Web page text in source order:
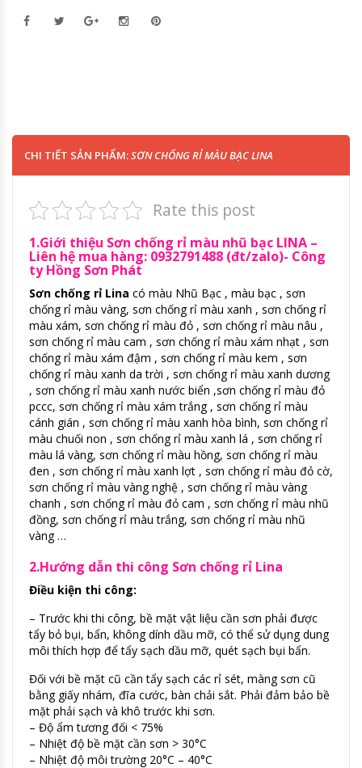
CHI TIẾT SẢN PHẨM:SƠN CHỐNG RỈ MÀU BẠC LINA
Rate this post
1.Giới thiệu Sơn chống rỉ màu nhũ bạc LINA –
Liên hệ mua hàng: 0932791488 (đt/zalo)- Công
ty Hồng Sơn Phát
Sơn chống rỉ Lina có màu Nhũ Bạc , màu bạc , sơn
chống rỉ màu vàng, sơn chống rỉ màu xanh , sơn chống rỉ
màu xám, sơn chống rỉ màu đỏ , sơn chống rỉ màu nâu ,
sơn chống rỉ màu cam , sơn chống rỉ màu xám nhạt , sơn
chống rỉ màu xám đậm , sơn chống rỉ màu kem , sơn
chống rỉ màu xanh da trời , sơn chống rỉ màu xanh dương
, sơn chống rỉ màu xanh nước biển ,sơn chống rỉ màu đỏ
pccc, sơn chống rỉ màu xám trắng , sơn chống rỉ màu
cánh gián , sơn chống rỉ màu xanh hòa bình, sơn chống rỉ
màu chuối non , sơn chống rỉ màu xanh lá , sơn chống rỉ
màu lá vàng, sơn chống rỉ màu hồng, sơn chống rỉ màu
đen , sơn chống rỉ màu xanh lợt , sơn chống rỉ màu đỏ cờ,
sơn chống rỉ màu vàng nghệ , sơn chống rỉ màu vàng
chanh , sơn chống rỉ màu đỏ cam , sơn chống rỉ màu nhũ
đồng, sơn chống rỉ màu trắng, sơn chống rỉ màu nhũ
vàng …
2.Hướng dẫn thi công Sơn chống rỉ Lina
Điều kiện thi công:
– Trước khi thi công, bề mặt vật liệu cần sơn phải được
tẩy bỏ bụi, bẩn, không dính dầu mỡ, có thể sử dụng dung
môi thích hợp để tẩy sạch dầu mỡ, quét sạch bụi bẩn.
Đối với bề mặt cũ cần tẩy sạch các rỉ sét, màng sơn cũ
bằng giấy nhám, đĩa cước, bàn chải sắt. Phải đảm bảo bề
mặt phải sạch và khô trước khi sơn.
– Độ ẩm tương đối < 75%
– Nhiệt độ bề mặt cần sơn > 30°C
– Nhiệt độ môi trường 20°C – 40°C